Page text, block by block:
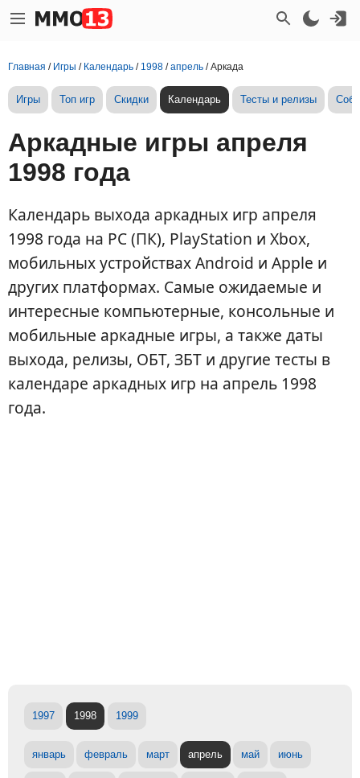
Главная / Игры / Календарь / 1998 /апрель /Аркада
Игры Топ игр Скидки Календарь Тесты и релизы
Аркадные игры апреля
1998 года
Календарь выхода аркадных игр апреля
1998 года на PC (ПК), PlayStation и Xbox,
мобильных устройствах Android и Apple и
других платформах. Самые ожидаемые и
интересные компьютерные, консольные и
мобильные аркадные игры, а также даты
выхода, релизы, ОБТ, ЗБТ и другие тесты в
календаре аркадных игр на апрель 1998
года.
1997 1998 1999
январь февраль март апрель май июнь